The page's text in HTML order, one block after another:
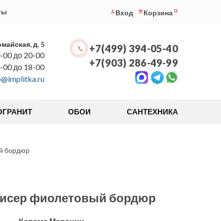
Вход Корзина 0
д. 5
до 20-00
00 до 18-00
+7(499) 394-05-40
+7(903) 286-49-99
ОБОИ САНТЕХНИКА
бордюр
фиолетовый бордюр